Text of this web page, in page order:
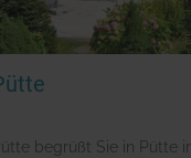
begrüßt Sie in Pütte